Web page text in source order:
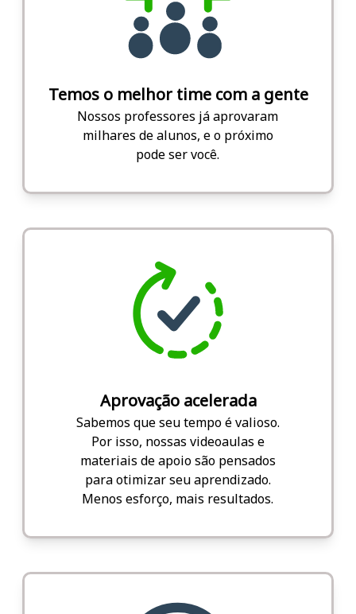
Temos o melhor time com a gente
Nossos professores já aprovaram
milhares de alunos, e o próximo
pode ser você.
Aprovação acelerada
Sabemos que seu tempo é valioso.
Por isso, nossas videoaulas e
materiais de apoio são pensados
para otimizar seu aprendizado.
Menos esforço, mais resultados.